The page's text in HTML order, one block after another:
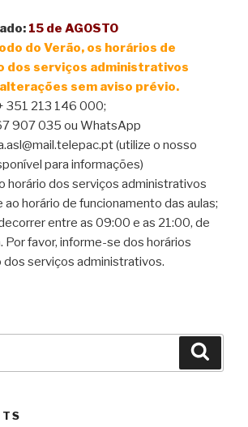
15 de AGOSTO
do Verão, os horários de
dos serviços administrativos
sem aviso prévio.
351 213 146 000;
907 035 ou WhatsApp
(utilize o nosso
para informações)
horário dos serviços administrativos
horário de funcionamento das aulas;
entre as 09:00 e as 21:00, de
Por favor, informe-se dos horários
dos serviços administrativos.